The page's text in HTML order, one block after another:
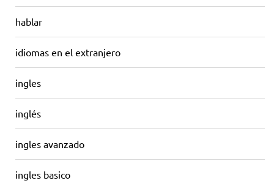
hablar
idiomas en el extranjero
ingles
inglés
ingles avanzado
ingles basico